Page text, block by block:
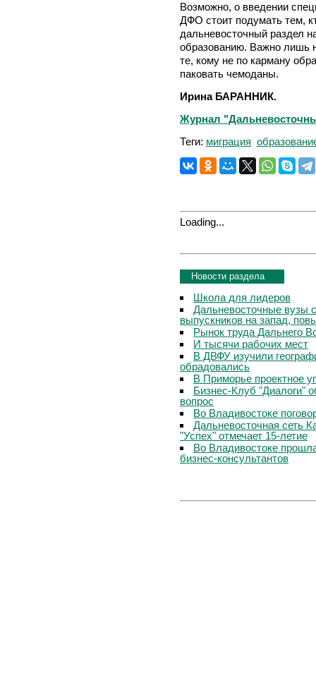
Возможно, о введении
ДФО стоит подумать тем,
дальневосточный раздел
образованию. Важно лишь
те, кому не по карману
паковать чемоданы.
Ирина БАРАННИК.
Журнал
Теги: миграция
Loading...
Новости раздела
Школа для лидеров
Дальневосточные вузы
выпускников на запад,
Рынок труда Дальнего
И тысячи рабочих мест
В ДВФУ изучили
обрадовались
В Приморье проектное
Бизнес-Клуб "Диалоги"
вопрос
Во Владивостоке
Дальневосточная сеть
"Успех" отмечает 15-летие
Во Владивостоке
бизнес-консультантов